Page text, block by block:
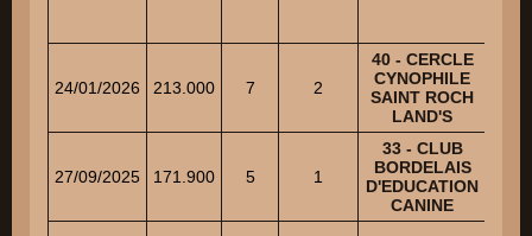
24/01/2026 213.000 7 2
40 - CERCLE
CYNOPHILE
SAINT ROCH
LAND'S
27/09/2025 171.900 5 1
33 - CLUB
BORDELAIS
D'EDUCATION
CANINE